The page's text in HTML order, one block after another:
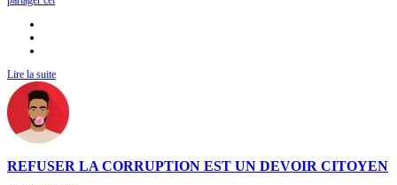
Lire la suite
REFUSER LA CORRUPTION EST UN DEVOIR CITOYEN